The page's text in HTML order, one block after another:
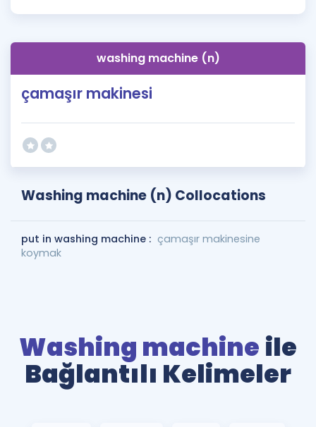
washing machine (n)
çamaşır makinesi
Washing machine (n) Collocations
put in washing machine : çamaşır makinesine
koymak
Washing machine ile
Bağlantılı Kelimeler